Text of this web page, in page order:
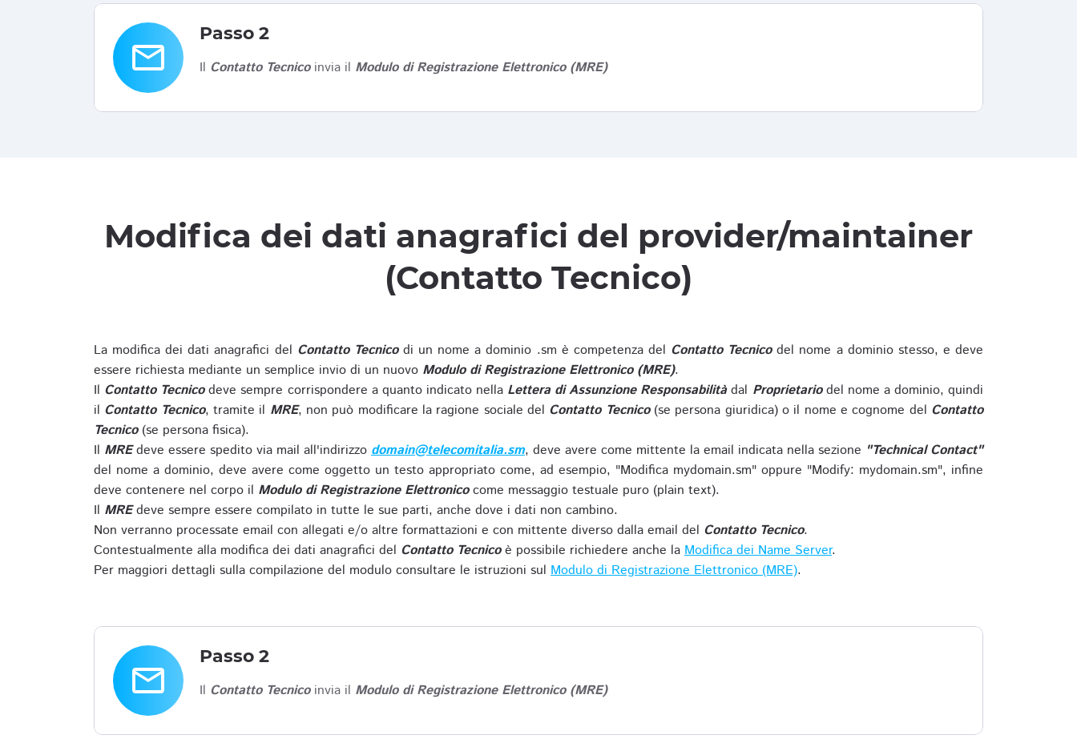
email
Passo 2
Il Contatto Tecnicoinvia il Modulo di Registrazione Elettronico (MRE)
Modifica dei dati anagrafici del provider/maintainer
(Contatto Tecnico)
La modifica dei dati anagrafici del Contatto Tecnicodi un nome a dominio .sm è competenza del Contatto Tecnicodel nome a dominio stesso, e deve
essere richiesta mediante un semplice invio di un nuovo Modulo di Registrazione Elettronico (MRE).
Il Contatto Tecnicodeve sempre corrispondere a quanto indicato nella Lettera di Assunzione Responsabilitàdal Proprietariodel nome a dominio, quindi
il Contatto Tecnico, tramite il MRE, non può modificare la ragione sociale del Contatto Tecnico(se persona giuridica) o il nome e cognome del Contatto
Tecnico(se persona fisica).
Il MREdeve essere spedito via mail all'indirizzo domain@telecomitalia.sm, deve avere come mittente la email indicata nella sezione "Technical Contact"
del nome a dominio, deve avere come oggetto un testo appropriato come, ad esempio, "Modifica mydomain.sm" oppure "Modify: mydomain.sm", infine
deve contenere nel corpo il Modulo di Registrazione Elettronicocome messaggio testuale puro (plain text).
Il MREdeve sempre essere compilato in tutte le sue parti, anche dove i dati non cambino.
Non verranno processate email con allegati e/o altre formattazioni e con mittente diverso dalla email del Contatto Tecnico.
Contestualmente alla modifica dei dati anagrafici del Contatto Tecnicoè possibile richiedere anche la Modifica dei Name Server.
Per maggiori dettagli sulla compilazione del modulo consultare le istruzioni sul Modulo di Registrazione Elettronico (MRE).
email
Passo 2
Il Contatto Tecnicoinvia il Modulo di Registrazione Elettronico (MRE)